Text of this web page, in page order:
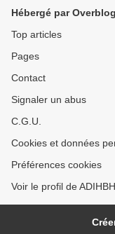
Hébergé par Overblog
Top articles
Pages
Contact
Signaler un abus
C.G.U.
Cookies et données
Préférences cookies
Voir le profil de